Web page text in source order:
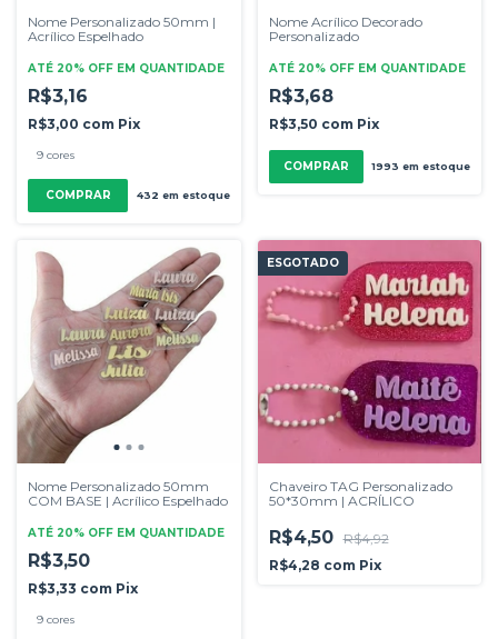
Nome Personalizado 50mm |
Acrílico Espelhado
ATÉ 20% OFF EM QUANTIDADE
R$3,16
R$3,00 com Pix
9 cores
COMPRAR 432 em estoque
Nome Acrílico Decorado
Personalizado
ATÉ 20% OFF EM QUANTIDADE
R$3,68
R$3,50 com Pix
COMPRAR 1993 em estoque
Nome Personalizado 50mm
COM BASE | Acrílico Espelhado
ATÉ 20% OFF EM QUANTIDADE
R$3,50
R$3,33 com Pix
9 cores
ESGOTADO
Chaveiro TAG Personalizado
50*30mm | ACRÍLICO
R$4,50 R$4,92
R$4,28 com Pix